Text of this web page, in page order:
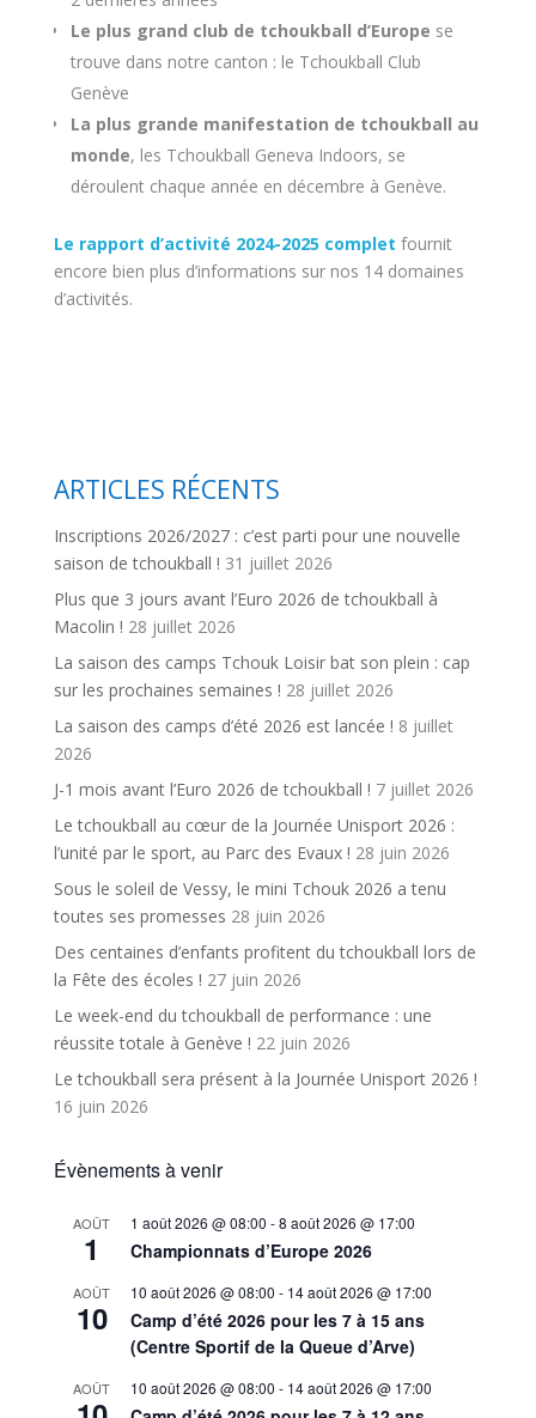
Le plus grand club de tchoukball d’Europe se
trouve dans notre canton : le Tchoukball Club
Genève
La plus grande manifestation de tchoukball au
monde, les Tchoukball Geneva Indoors, se
déroulent chaque année en décembre à Genève.
Le rapport d’activité 2024-2025 complet fournit
encore bien plus d’informations sur nos 14 domaines
d’activités.
ARTICLES RÉCENTS
Inscriptions 2026/2027 : c’est parti pour une nouvelle
saison de tchoukball ! 31 juillet 2026
Plus que 3 jours avant l’Euro 2026 de tchoukball à
Macolin ! 28 juillet 2026
La saison des camps Tchouk Loisir bat son plein : cap
sur les prochaines semaines ! 28 juillet 2026
La saison des camps d’été 2026 est lancée ! 8 juillet
2026
J-1 mois avant l’Euro 2026 de tchoukball ! 7 juillet 2026
Le tchoukball au cœur de la Journée Unisport 2026 :
l’unité par le sport, au Parc des Evaux ! 28 juin 2026
Sous le soleil de Vessy, le mini Tchouk 2026 a tenu
toutes ses promesses 28 juin 2026
Des centaines d’enfants profitent du tchoukball lors de
la Fête des écoles ! 27 juin 2026
Le week-end du tchoukball de performance : une
réussite totale à Genève ! 22 juin 2026
Le tchoukball sera présent à la Journée Unisport 2026 !
16 juin 2026
Évènements à venir
AOÛT
1
1 août 2026 @ 08:00 -8 août 2026 @ 17:00
Championnats d’Europe 2026
AOÛT
10
10 août 2026 @ 08:00 - 14 août 2026 @ 17:00
Camp d’été 2026 pour les 7 à 15 ans
(Centre Sportif de la Queue d’Arve)
AOÛT 10 août 2026 @ 08:00 - 14 août 2026 @ 17:00